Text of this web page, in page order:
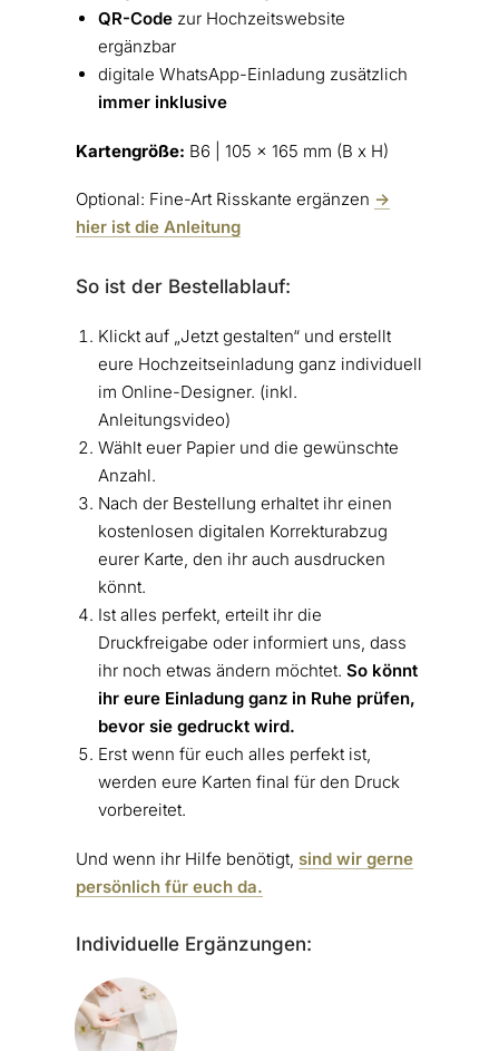
QR-Codezur Hochzeitswebsite
ergänzbar
digitale WhatsApp-Einladung zusätzlich
immer inklusive
Kartengröße: B6 | 105 x 165 mm (B x H)
Optional: Fine-Art Risskante ergänzen ->
hier ist die Anleitung
So ist der Bestellablauf:
Klickt auf „Jetzt gestalten“ und erstellt
eure Hochzeitseinladung ganz individuell
im Online-Designer. (inkl.
Anleitungsvideo)
Wählt euer Papier und die gewünschte
Anzahl.
Nach der Bestellung erhaltet ihr einen
kostenlosen digitalen Korrekturabzug
eurer Karte, den ihr auch ausdrucken
könnt.
Ist alles perfekt, erteilt ihr die
Druckfreigabe oder informiert uns, dass
ihr noch etwas ändern möchtet. So könnt
ihr eure Einladung ganz in Ruhe prüfen,
bevor sie gedruckt wird.
Erst wenn für euch alles perfekt ist,
werden eure Karten final für den Druck
vorbereitet.
Und wenn ihr Hilfe benötigt, sind wir gerne
persönlich für euch da.
Individuelle Ergänzungen: